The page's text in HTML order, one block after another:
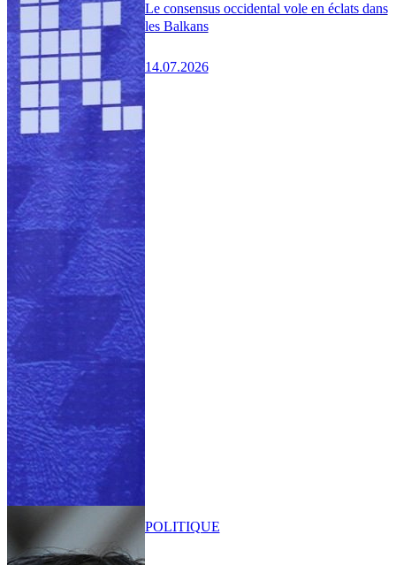
Le consensus occidental vole en éclats dans
les Balkans
14.07.2026
POLITIQUE